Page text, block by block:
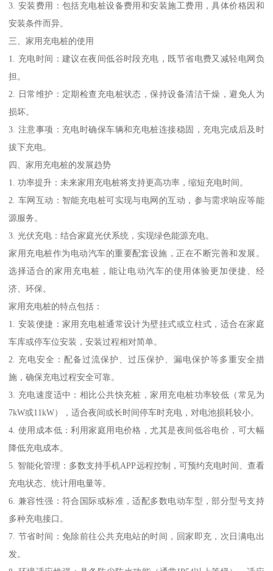
3. 安装费用：包括充电桩设备费用和安装施工费用，具体价格因和
安装条件而异。
三、家用充电桩的使用
1. 充电时间：建议在夜间低谷时段充电，既节省电费又减轻电网负
担。
2. 日常维护：定期检查充电桩状态，保持设备清洁干燥，避免人为
损坏。
3. 注意事项：充电时确保车辆和充电桩连接稳固，充电完成后及时
拔下充电。
四、家用充电桩的发展趋势
1. 功率提升：未来家用充电桩将支持更高功率，缩短充电时间。
2. 车网互动：智能充电桩可实现与电网的互动，参与需求响应等能
源服务。
3. 光伏充电：结合家庭光伏系统，实现绿色能源充电。
家用充电桩作为电动汽车的重要配套设施，正在不断完善和发展。
选择适合的家用充电桩，能让电动汽车的使用体验更加便捷、经
济、环保。
家用充电桩的特点包括：
1. 安装便捷：家用充电桩通常设计为壁挂式或立柱式，适合在家庭
车库或停车位安装，安装过程相对简单。
2. 充电安全：配备过流保护、过压保护、漏电保护等多重安全措
施，确保充电过程安全可靠。
3. 充电速度适中：相比公共快充桩，家用充电桩功率较低（常见为
7kW或11kW），适合夜间或长时间停车时充电，对电池损耗较小。
4. 使用成本低：利用家庭用电价格，尤其是夜间低谷电价，可大幅
降低充电成本。
5. 智能化管理：多数支持手机APP远程控制，可预约充电时间、查看
充电状态、统计用电量等。
6. 兼容性强：符合国际或标准，适配多数电动车型，部分型号支持
多种充电接口。
7. 节省时间：免除前往公共充电站的时间，回家即充，次日满电出
发。